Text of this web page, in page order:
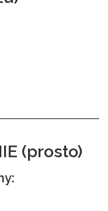
(prosto)